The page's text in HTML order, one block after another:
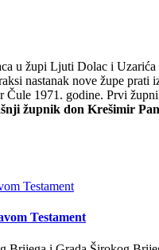
u župi Ljuti Dolac i
nastanak nove župe
Čule 1971. godine. Prvi
župnik don Krešimir
Testament